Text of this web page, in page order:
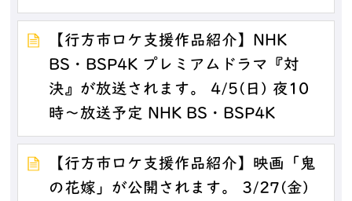
【行方市ロケ支援作品紹介】NHK
BS・BSP4K プレミアムドラマ『対
決』が放送されます。 4/5(日) 夜10
時～放送予定 NHK BS・BSP4K
【行方市ロケ支援作品紹介】映画「鬼
の花嫁」が公開されます。 3/27(金)